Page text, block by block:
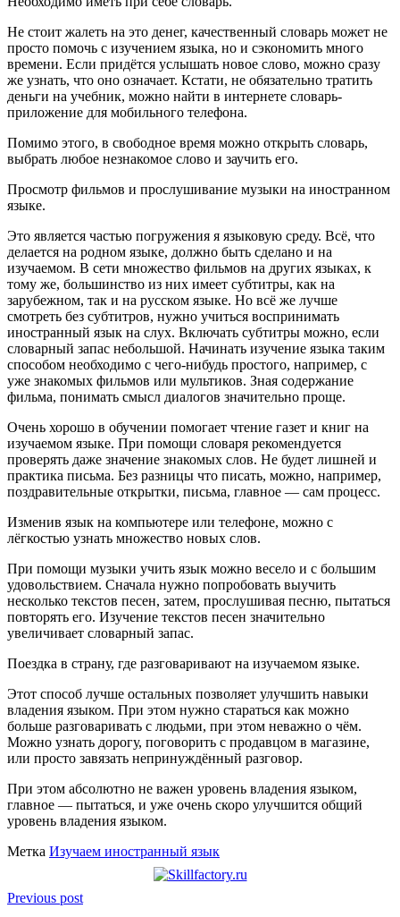
Не стоит жалеть на это денег, качественный словарь может не
просто помочь с изучением языка, но и сэкономить много
времени. Если придётся услышать новое слово, можно сразу
же узнать, что оно означает. Кстати, не обязательно тратить
деньги на учебник, можно найти в интернете словарь-
приложение для мобильного телефона.
Помимо этого, в свободное время можно открыть словарь,
выбрать любое незнакомое слово и заучить его.
Просмотр фильмов и прослушивание музыки на иностранном
языке.
Это является частью погружения я языковую среду. Всё, что
делается на родном языке, должно быть сделано и на
изучаемом. В сети множество фильмов на других языках, к
тому же, большинство из них имеет субтитры, как на
зарубежном, так и на русском языке. Но всё же лучше
смотреть без субтитров, нужно учиться воспринимать
иностранный язык на слух. Включать субтитры можно, если
словарный запас небольшой. Начинать изучение языка таким
способом необходимо с чего-нибудь простого, например, с
уже знакомых фильмов или мультиков. Зная содержание
фильма, понимать смысл диалогов значительно проще.
Очень хорошо в обучении помогает чтение газет и книг на
изучаемом языке. При помощи словаря рекомендуется
проверять даже значение знакомых слов. Не будет лишней и
практика письма. Без разницы что писать, можно, например,
поздравительные открытки, письма, главное — сам процесс.
Изменив язык на компьютере или телефоне, можно с
лёгкостью узнать множество новых слов.
При помощи музыки учить язык можно весело и с большим
удовольствием. Сначала нужно попробовать выучить
несколько текстов песен, затем, прослушивая песню, пытаться
повторять его. Изучение текстов песен значительно
увеличивает словарный запас.
Поездка в страну, где разговаривают на изучаемом языке.
Этот способ лучше остальных позволяет улучшить навыки
владения языком. При этом нужно стараться как можно
больше разговаривать с людьми, при этом неважно о чём.
Можно узнать дорогу, поговорить с продавцом в магазине,
или просто завязать непринуждённый разговор.
При этом абсолютно не важен уровень владения языком,
главное — пытаться, и уже очень скоро улучшится общий
уровень владения языком.
Метка Изучаем иностранный язык
Previous post